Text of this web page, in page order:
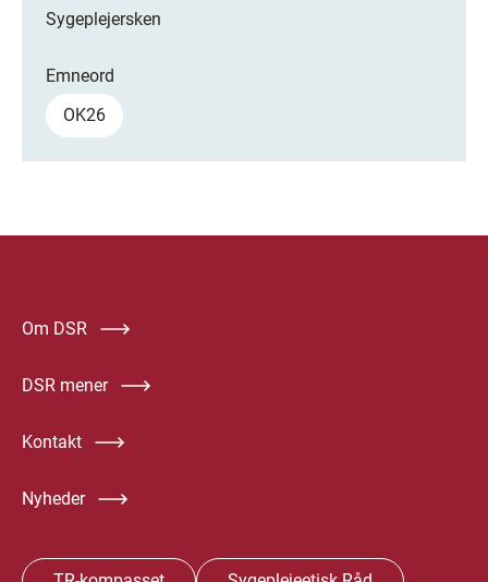
Sygeplejersken
Emneord
OK26
Om DSR
DSR mener
Kontakt
Nyheder